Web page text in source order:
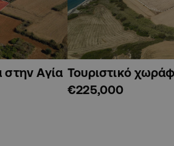
στην Αγία Τουριστικό
€225,000